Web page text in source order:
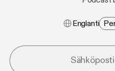
Englanti